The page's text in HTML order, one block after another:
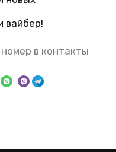
вайбер!
в контакты